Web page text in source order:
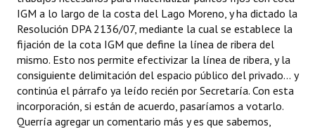
IGM a lo largo de la costa del Lago Moreno, y ha dictado la
Resolución DPA 2136/07, mediante la cual se establece la
fijación de la cota IGM que define la línea de ribera del
mismo. Esto nos permite efectivizar la línea de ribera, y la
consiguiente delimitación del espacio público del privado... y
continúa el párrafo ya leído recién por Secretaría. Con esta
incorporación, si están de acuerdo, pasaríamos a votarlo.
Querría agregar un comentario más y es que sabemos,